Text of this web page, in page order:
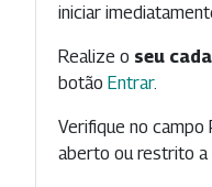
iniciar
Realize o seu
botão Entrar.
Verifique no
aberto ou restrito a